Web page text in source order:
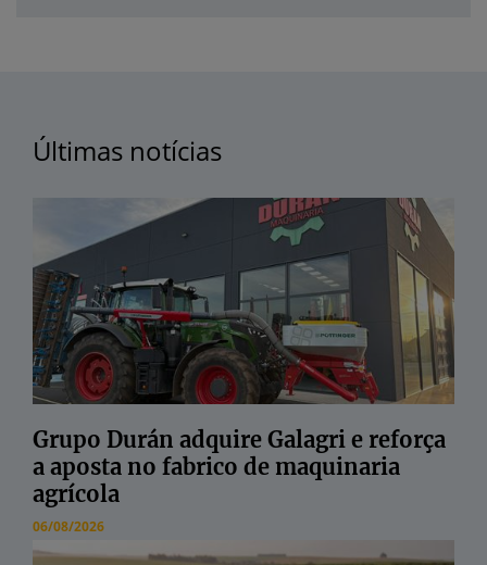
Últimas notícias
Grupo Durán adquire Galagri e reforça
a aposta no fabrico de maquinaria
agrícola
06/08/2026